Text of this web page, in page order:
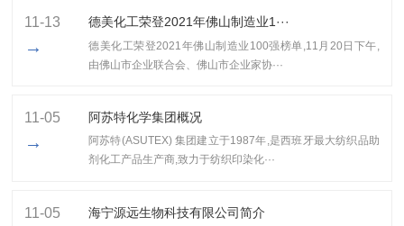
11-13
→
​德美化工荣登2021年佛山制造业1···
​德美化工荣登2021年佛山制造业100强榜单,11月20日下午,
由佛山市企业联合会、佛山市企业家协···
11-05
→
阿苏特化学集团概况
阿苏特(ASUTEX) 集团建立于1987年,是西班牙最大纺织品助
剂化工产品生产商,致力于纺织印染化···
11-05 海宁源远生物科技有限公司简介